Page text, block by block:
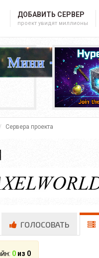
ДОБАВИТЬ СЕРВЕР
проект увидят миллионы
Сервера проекта
ГОЛОСОВАТЬ
0 из 0